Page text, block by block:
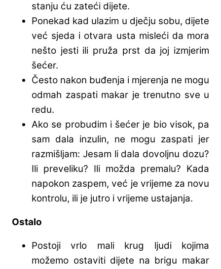
stanju ću zateći dijete.
Ponekad kad ulazim u dječju sobu, dijete
već sjeda i otvara usta misleći da mora
nešto jesti ili pruža prst da joj izmjerim
šećer.
Često nakon buđenja i mjerenja ne mogu
odmah zaspati makar je trenutno sve u
redu.
Ako se probudim i šećer je bio visok, pa
sam dala inzulin, ne mogu zaspati jer
razmišljam: Jesam li dala dovoljnu dozu?
Ili preveliku? Ili možda premalu? Kada
napokon zaspem, već je vrijeme za novu
kontrolu, ili je jutro i vrijeme ustajanja.
Ostalo
Postoji vrlo mali krug ljudi kojima
možemo ostaviti dijete na brigu makar